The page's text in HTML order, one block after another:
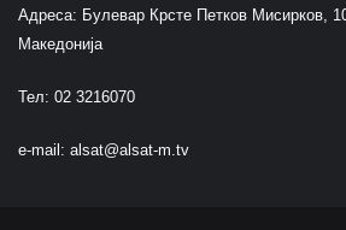
Адреса: Булевар Крсте Петков Мисирков,
Македонија
Тел: 02 3216070
e-mail: alsat@alsat-m.tv